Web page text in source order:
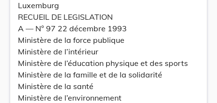
Luxemburg
RECUEIL DE LEGISLATION
A –– N° 97 22 décembre 1993
Ministère de la force publique
Ministère de l’intérieur
Ministère de l’éducation physique et des sports
Ministère de la famille et de la solidarité
Ministère de la santé
Ministère de l’environnement